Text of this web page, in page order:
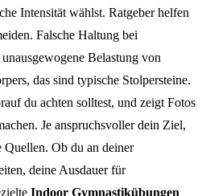
Intensität wählst. Ratgeber helfen
Falsche Haltung bei
Belastung von
das sind typische Stolpersteine.
du achten solltest, und zeigt Fotos
Je anspruchsvoller dein Ziel,
Ob du an deiner
deine Ausdauer für
Indoor Gymnastikübungen